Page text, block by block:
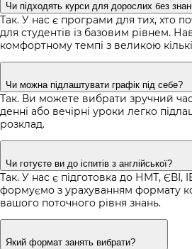
Чи підходять курси для дорослих без
Так. У нас є програми для тих, хто
для студентів із базовим рівнем.
комфортному темпі з великою
Чи можна підлаштувати графік під себе?
Так. Ви можете вибрати зручний час
денні або вечірні уроки легко
розклад.
Чи готуєте ви до іспитів з англійської?
Так. У нас є підготовка до НМТ, ЄВІ,
формуємо з урахуванням формату
вашого поточного рівня знань.
Який формат занять вибрати?